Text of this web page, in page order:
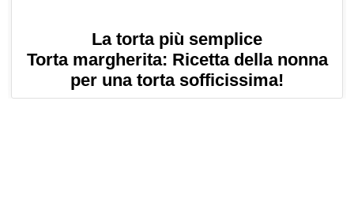
La torta più semplice
Torta margherita: Ricetta della nonna
per una torta sofficissima!